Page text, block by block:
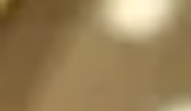
dependiendo de la